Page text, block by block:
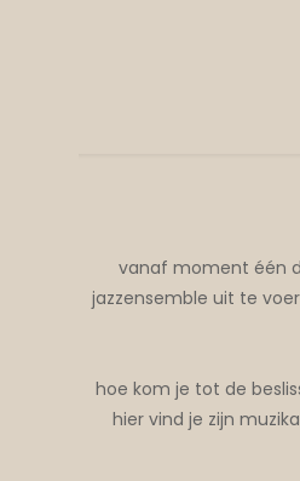
vanaf moment één
jazzensemble uit te
hoe kom je tot de
hier vind je zijn